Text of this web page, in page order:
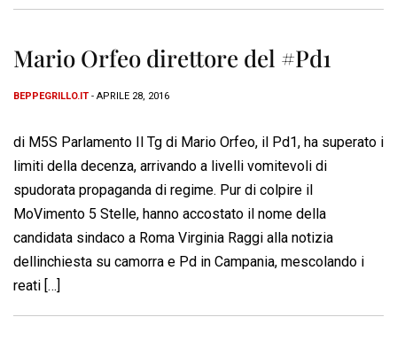
Mario Orfeo direttore del #Pd1
BEPPEGRILLO.IT - APRILE 28, 2016
di M5S Parlamento Il Tg di Mario Orfeo, il Pd1, ha superato i
limiti della decenza, arrivando a livelli vomitevoli di
spudorata propaganda di regime. Pur di colpire il
MoVimento 5 Stelle, hanno accostato il nome della
candidata sindaco a Roma Virginia Raggi alla notizia
dellinchiesta su camorra e Pd in Campania, mescolando i
reati […]